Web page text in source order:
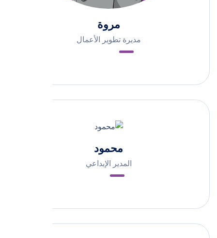
مروة
مديرة تطوير الأعمال
محمود
المدير الإبداعي